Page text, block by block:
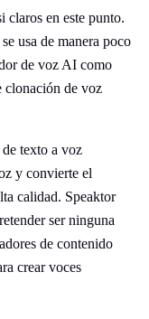
claros en este punto.
usa de manera poco
de voz AI como
clonación de voz
texto a voz
y convierte el
calidad. Speaktor
ser ninguna
de contenido
crear voces